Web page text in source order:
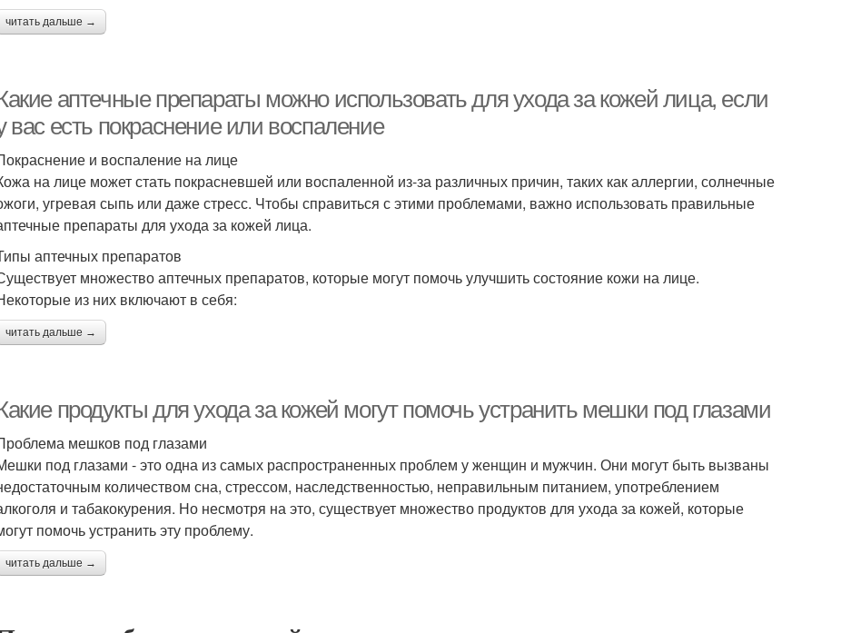
читать дальше →
аптечные препараты можно использовать для ухода за кожей лица, если
вас есть покраснение или воспаление
и воспаление на лице
на лице может стать покрасневшей или воспаленной из-за различных причин, таких как аллергии, солнечные
угревая сыпь или даже стресс. Чтобы справиться с этими проблемами, важно использовать правильные
препараты для ухода за кожей лица.
аптечных препаратов
множество аптечных препаратов, которые могут помочь улучшить состояние кожи на лице.
из них включают в себя:
читать дальше →
продукты для ухода за кожей могут помочь устранить мешки под глазами
мешков под глазами
под глазами - это одна из самых распространенных проблем у женщин и мужчин. Они могут быть вызваны
количеством сна, стрессом, наследственностью, неправильным питанием, употреблением
и табакокурения. Но несмотря на это, существует множество продуктов для ухода за кожей, которые
помочь устранить эту проблему.
читать дальше →